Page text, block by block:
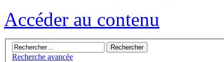
Accéder au contenu
Recherche avancée